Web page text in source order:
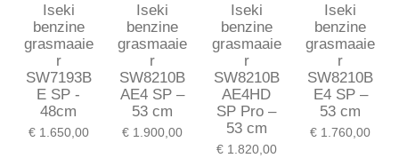
Iseki
benzine
grasmaaie
r
SW7193B
E SP -
48cm
€ 1.650,00
Iseki
benzine
grasmaaie
r
SW8210B
AE4 SP –
53 cm
€ 1.900,00
Iseki
benzine
grasmaaie
r
SW8210B
AE4HD
SP Pro –
53 cm
€ 1.820,00
Iseki
benzine
grasmaaie
r
SW8210B
E4 SP –
53 cm
€ 1.760,00